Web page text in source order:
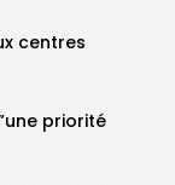
centres
priorité